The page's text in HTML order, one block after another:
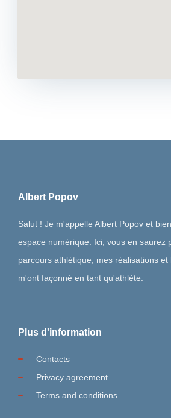
Albert Popov
Salut ! Je m'appelle Albert Popov et
espace numérique. Ici, vous en saurez
parcours athlétique, mes réalisations
m'ont façonné en tant qu'athlète.
Plus d'information
Contacts
Privacy agreement
Terms and conditions